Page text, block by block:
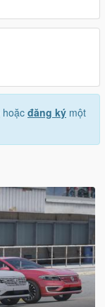
hoặc đăng ký một